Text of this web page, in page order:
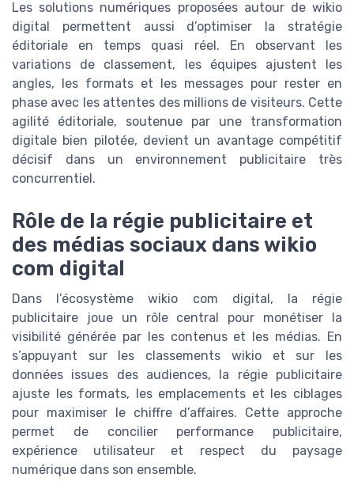
Les solutions numériques proposées autour de wikio
digital permettent aussi d’optimiser la stratégie
éditoriale en temps quasi réel. En observant les
variations de classement, les équipes ajustent les
angles, les formats et les messages pour rester en
phase avec les attentes des millions de visiteurs. Cette
agilité éditoriale, soutenue par une transformation
digitale bien pilotée, devient un avantage compétitif
décisif dans un environnement publicitaire très
concurrentiel.
Rôle de la régie publicitaire et
des médias sociaux dans wikio
com digital
Dans l’écosystème wikio com digital, la régie
publicitaire joue un rôle central pour monétiser la
visibilité générée par les contenus et les médias. En
s’appuyant sur les classements wikio et sur les
données issues des audiences, la régie publicitaire
ajuste les formats, les emplacements et les ciblages
pour maximiser le chiffre d’affaires. Cette approche
permet de concilier performance publicitaire,
expérience utilisateur et respect du paysage
numérique dans son ensemble.